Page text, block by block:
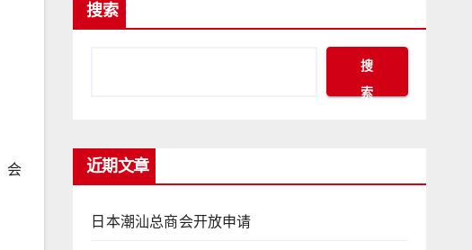
会
搜索
搜
索
近期文章
日本潮汕总商会开放申请